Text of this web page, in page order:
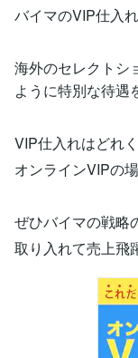
バイマのVIP仕入
海外のセレクトシ
ように特別な待遇
VIP仕入れはどれ
オンラインVIPの
ぜひバイマの戦略
取り入れて売上飛